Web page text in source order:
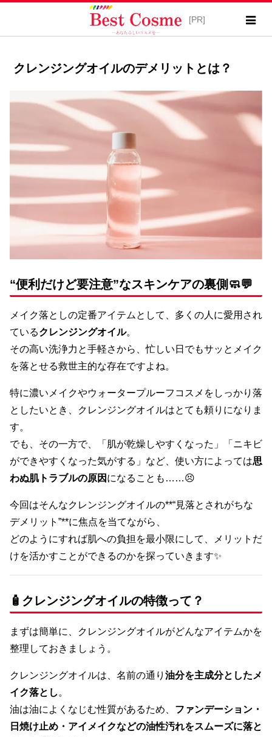
クレンジングオイルのデメリットとは？
“便利だけど要注意”なスキンケアの裏側🧼💬
メイク落としの定番アイテムとして、多くの人に愛用され
ているクレンジングオイル。
その高い洗浄力と手軽さから、忙しい日でもサッとメイク
を落とせる救世主的な存在ですよね。
特に濃いメイクやウォータープルーフコスメをしっかり落
としたいとき、クレンジングオイルはとても頼りになりま
す。
でも、その一方で、「肌が乾燥しやすくなった」「ニキビ
ができやすくなった気がする」など、使い方によっては思
わぬ肌トラブルの原因 になることも……😣
今回はそんなクレンジングオイルの**“見落とされがちな
デメリット”**に焦点を当てながら、
どのようにすれば肌への負担を最小限にして、メリットだ
けを活かすことができるのかを探っていきます✨
🧴クレンジングオイルの特徴って？
まずは簡単に、クレンジングオイルがどんなアイテムかを
整理しておきましょう。
クレンジングオイルは、名前の通り 油分を主成分としたメ
イク落とし 。
油は油によくなじむ性質があるため、 ファンデーション・
日焼け止め・アイメイクなどの油性汚れをスムーズに落と